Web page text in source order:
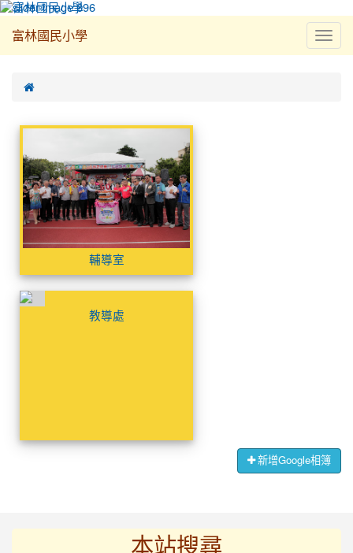
富林國民小學

相
簿
列
表
輔導室
教導處
新增Google相簿
本站搜尋